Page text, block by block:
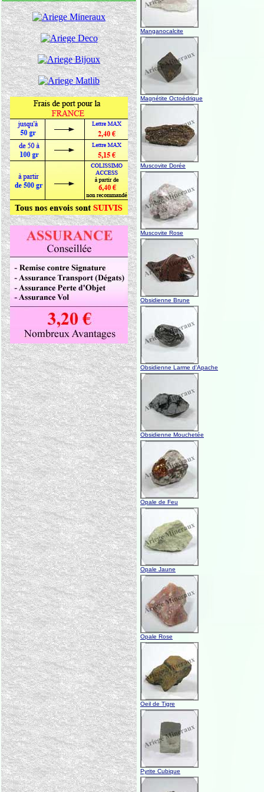
Manganocalcite
Magnétite Octoédrique
Muscovite Dorée
Muscovite Rose
Obsidienne Brune
Obsidienne Larme d'Apache
Obsidienne Mouchetée
Opale de Feu
Opale Jaune
Opale Rose
Oeil de Tigre
Pyrite Cubique